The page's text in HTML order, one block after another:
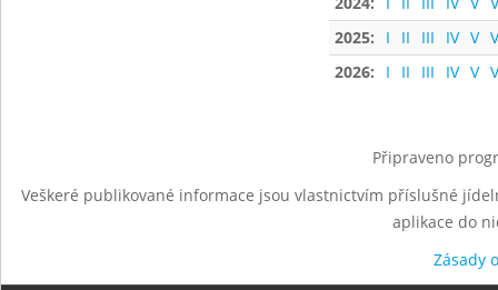
2025:
I II III IV V
2026:
I II III IV V
Připraveno
Veškeré publikované informace jsou vlastnictvím příslušné
aplikace do
Zásady